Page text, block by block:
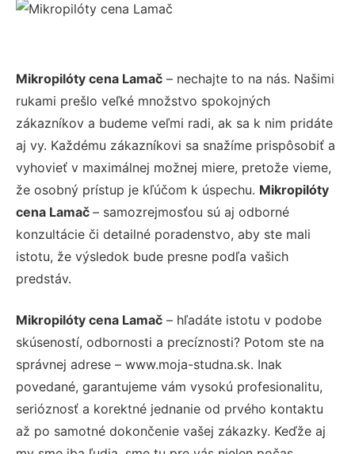
Mikropilóty cena Lamač – nechajte to na nás. Našimi
rukami prešlo veľké množstvo spokojných
zákazníkov a budeme veľmi radi, ak sa k nim pridáte
aj vy. Každému zákazníkovi sa snažíme prispôsobiť a
vyhovieť v maximálnej možnej miere, pretože vieme,
že osobný prístup je kľúčom k úspechu. Mikropilóty
cena Lamač – samozrejmosťou sú aj odborné
konzultácie či detailné poradenstvo, aby ste mali
istotu, že výsledok bude presne podľa vašich
predstáv.
Mikropilóty cena Lamač – hľadáte istotu v podobe
skúseností, odbornosti a precíznosti? Potom ste na
správnej adrese – www.moja-studna.sk. Inak
povedané, garantujeme vám vysokú profesionalitu,
serióznosť a korektné jednanie od prvého kontaktu
až po samotné dokončenie vašej zákazky. Keďže aj